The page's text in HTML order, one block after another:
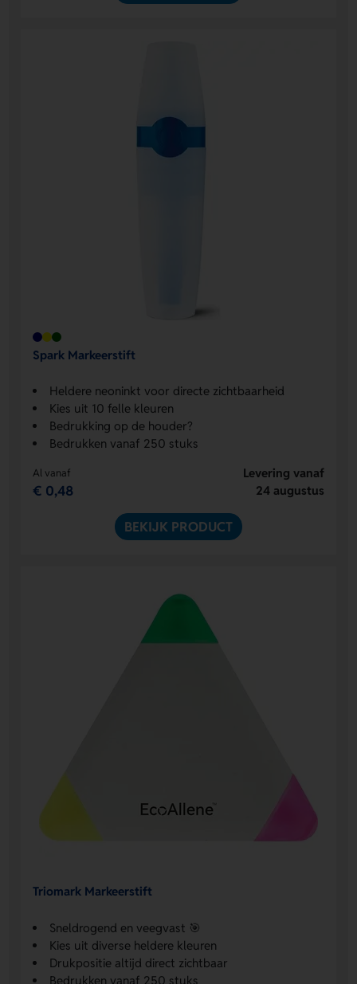
Spark Markeerstift
Heldere neoninkt voor directe zichtbaarheid
Kies uit 10 felle kleuren
Bedrukking op de houder?
Bedrukken vanaf 250 stuks
Al vanaf
€ 0,48
Levering vanaf
24 augustus
BEKIJK PRODUCT
Triomark Markeerstift
Sneldrogend en veegvast 🎯
Kies uit diverse heldere kleuren
Drukpositie altijd direct zichtbaar
Bedrukken vanaf 250 stuks